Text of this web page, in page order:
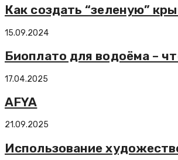
Как создать “зеленую”
15.09.2024
Биоплато для водоёма –
17.04.2025
AFYA
21.09.2025
Использование